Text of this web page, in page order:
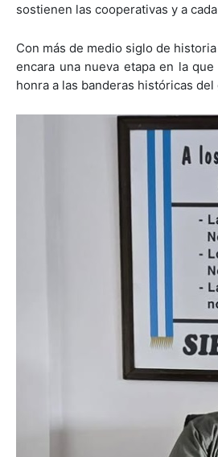
sostienen las cooperativas y a
Con más de medio siglo de
encara una nueva etapa en la
honra a las banderas históricas del